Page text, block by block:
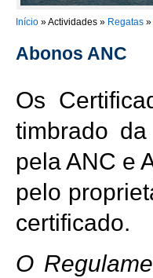
You are here
Início » Actividades » Regatas »
Abonos ANC
Os
timbrado
pela ANC e
pelo
certificado.
O